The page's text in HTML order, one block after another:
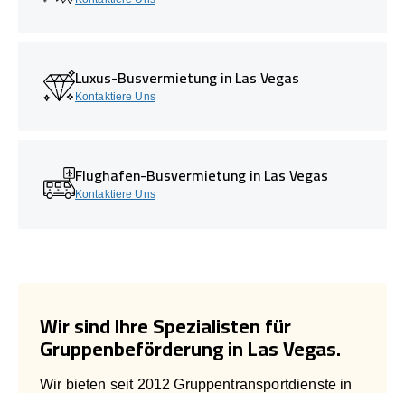
Luxus-Busvermietung in Las Vegas
Kontaktiere Uns
Flughafen-Busvermietung in Las Vegas
Kontaktiere Uns
Wir sind Ihre Spezialisten für
Gruppenbeförderung in Las Vegas.
Wir bieten seit 2012 Gruppentransportdienste in